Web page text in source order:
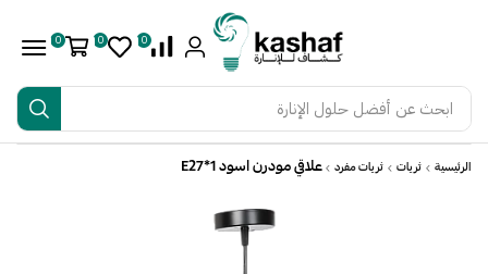
ابحث عن أفضل حلول الإنارة
0
0
0
الرئيسية ثريات ثريات مفرد علاقي مودرن اسود E27*1